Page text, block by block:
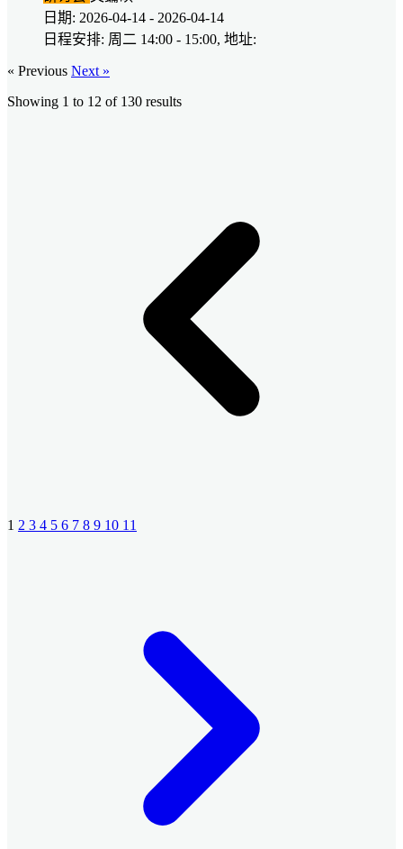
日期: 2026-04-14 - 2026-04-14
日程安排: 周二 14:00 - 15:00, 地址:
« Previous Next »
Showing 1 to 12 of 130 results
1 2 3 4 5 6 7 8 9 10 11